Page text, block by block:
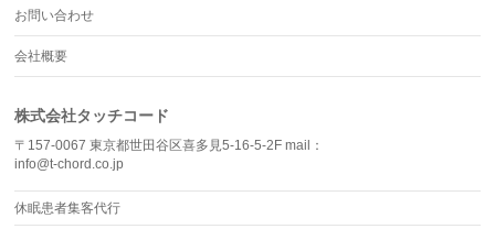
お問い合わせ
会社概要
株式会社タッチコード
〒157-0067 東京都世田谷区喜多見5-16-5-2F mail：
info@t-chord.co.jp
休眠患者集客代行